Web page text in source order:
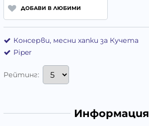
ДОБАВИ В ЛЮБИМИ
Консерви, месни хапки за Кучета
Piper
Рейтинг:
Информация